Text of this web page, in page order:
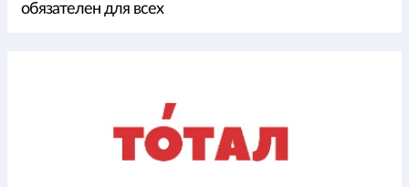
обязателен для всех